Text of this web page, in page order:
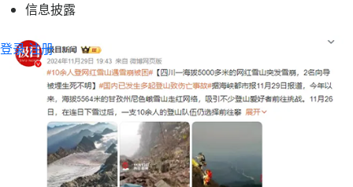
信息披露
登录注册